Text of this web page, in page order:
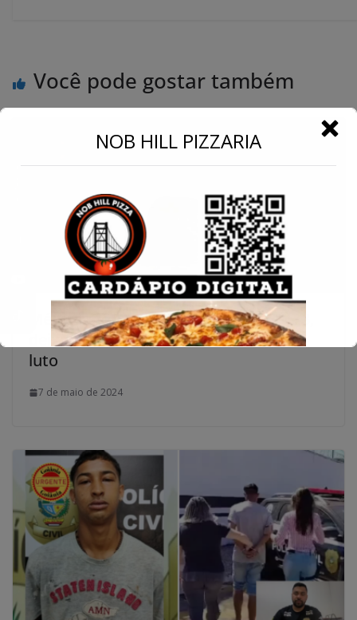
Você pode gostar também
Médica morre em acidente na GO-173,
deixando comunidade de Britânia em
luto
7 de maio de 2024
NOB HILL PIZZARIA